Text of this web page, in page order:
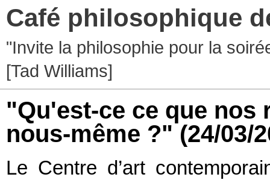
Café philosophique
"Invite la philosophie pour la
[Tad Williams]
"Qu'est-ce ce que nos
nous-même ?" (24/03/
Le Centre d’art